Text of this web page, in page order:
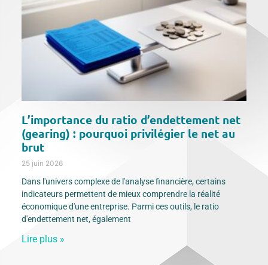
L’importance du ratio d’endettement net
(gearing) : pourquoi privilégier le net au
brut
25 juin 2026
Dans l'univers complexe de l'analyse financière, certains
indicateurs permettent de mieux comprendre la réalité
économique d'une entreprise. Parmi ces outils, le ratio
d'endettement net, également
Lire plus »